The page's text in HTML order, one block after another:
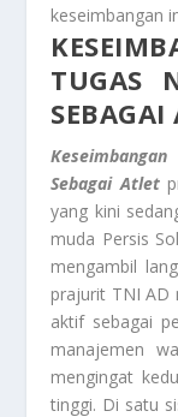
keseimbangan
TUGAS
SEBAGAI
Sebagai Atlet
yang kini
muda Persis
mengambil
prajurit TNI AD
aktif sebagai
manajemen
mengingat
tinggi. Di satu